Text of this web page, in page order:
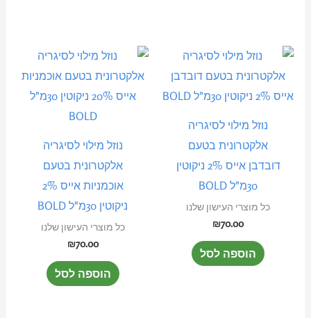
נוזל מילוי לסיגריה
אלקטרונית בטעם
דובדבן אייס 2% ניקוטין
30מ"ל BOLD
כל מוצרי העישון שלנו
₪70.00
הוספה לסל
נוזל מילוי לסיגריה
אלקטרונית בטעם
אוכמניות אייס 2%
ניקוטין 30מ"ל BOLD
כל מוצרי העישון שלנו
₪70.00
הוספה לסל